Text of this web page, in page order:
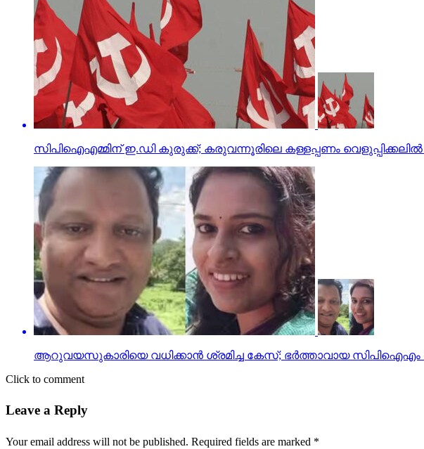
സിപിഐഎമ്മിന് ഇ.ഡി കുരുക്ക്; കരുവന്നൂരിലെ കള്ളപ്പണം
ആറുവയസുകാരിയെ വധിക്കാന്‍ ശ്രമിച്ച കേസ്; ഭര്‍ത്താവായ സിപിഐഎം
Click to comment
Leave a Reply
Your email address will not be published. Required fields are marked *